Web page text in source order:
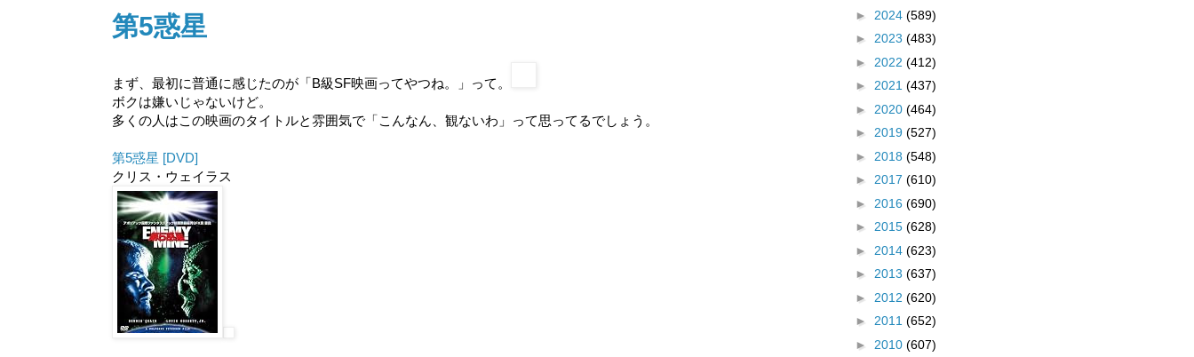
第5惑星
まず、最初に普通に感じたのが「B級SF映画ってやつね。」って。
ボクは嫌いじゃないけど。
多くの人はこの映画のタイトルと雰囲気で「こんなん、観ないわ」って思ってるでしょう。
第5惑星 [DVD]
クリス・ウェイラス
► 2024 (589)
► 2023 (483)
► 2022 (412)
► 2021 (437)
► 2020 (464)
► 2019 (527)
► 2018 (548)
► 2017 (610)
► 2016 (690)
► 2015 (628)
► 2014 (623)
► 2013 (637)
► 2012 (620)
► 2011 (652)
► 2010 (607)